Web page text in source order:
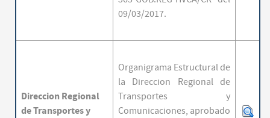
09/03/2017.
Direccion Regional
de Transportes y
Organigrama Estructural de
la Direccion Regional de
Transportes y
Comunicaciones, aprobado